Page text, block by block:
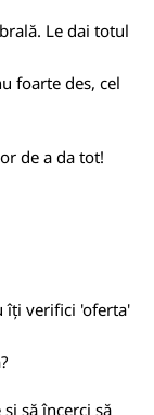
Le dai totul
foarte des, cel
de a da tot!
îți verifici 'oferta'
să încerci să